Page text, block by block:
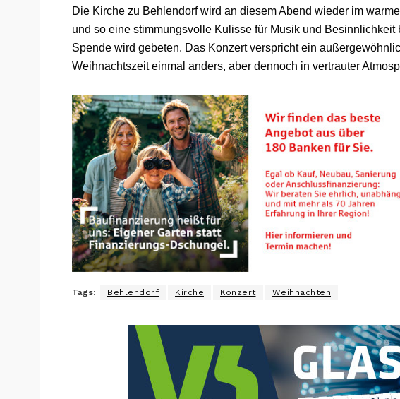
Die Kirche zu Behlendorf wird an diesem Abend wieder im
und so eine stimmungsvolle Kulisse für Musik und Besinnlichkeit
Spende wird gebeten. Das Konzert verspricht ein
Weihnachtszeit einmal anders, aber dennoch in vertrauter
Tags: Behlendorf Kirche Konzert Weihnachten